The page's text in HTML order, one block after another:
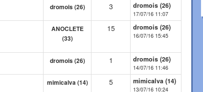
dromois (26) 3 dromois (26)
17/07/16 11:07
ANOCLETE
(33)
15 dromois (26)
16/07/16 15:45
dromois (26) 1 dromois (26)
14/07/16 11:46
mimicalva (14) 5 mimicalva (14)
13/07/16 10:24